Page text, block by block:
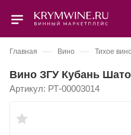
Главная — Вино — Тихое вино
Вино ЗГУ Кубань
Артикул: РТ-00003014